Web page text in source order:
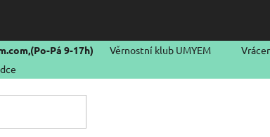
,(Po-Pá 9-17h) Věrnostní klub UMYEM